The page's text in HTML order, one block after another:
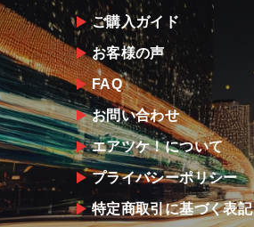
ご購入ガイド
お客様の声
FAQ
お問い合わせ
エアツケ！について
プライバシーポリシー
特定商取引に基づく表記